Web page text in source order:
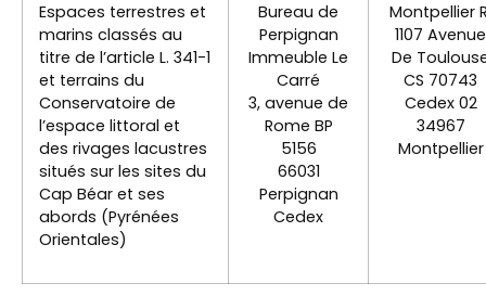
Espaces terrestres et
marins classés au
titre de l’article L. 341-1
et terrains du
Conservatoire de
l’espace littoral et
des rivages lacustres
situés sur les sites du
Cap Béar et ses
abords (Pyrénées
Orientales)
Bureau de
Perpignan
Immeuble Le
Carré
3, avenue de
Rome BP
5156
66031
Perpignan
Cedex
Montpellier
1107 Avenue
De
CS 70743
Cedex 02
34967
Montpellier